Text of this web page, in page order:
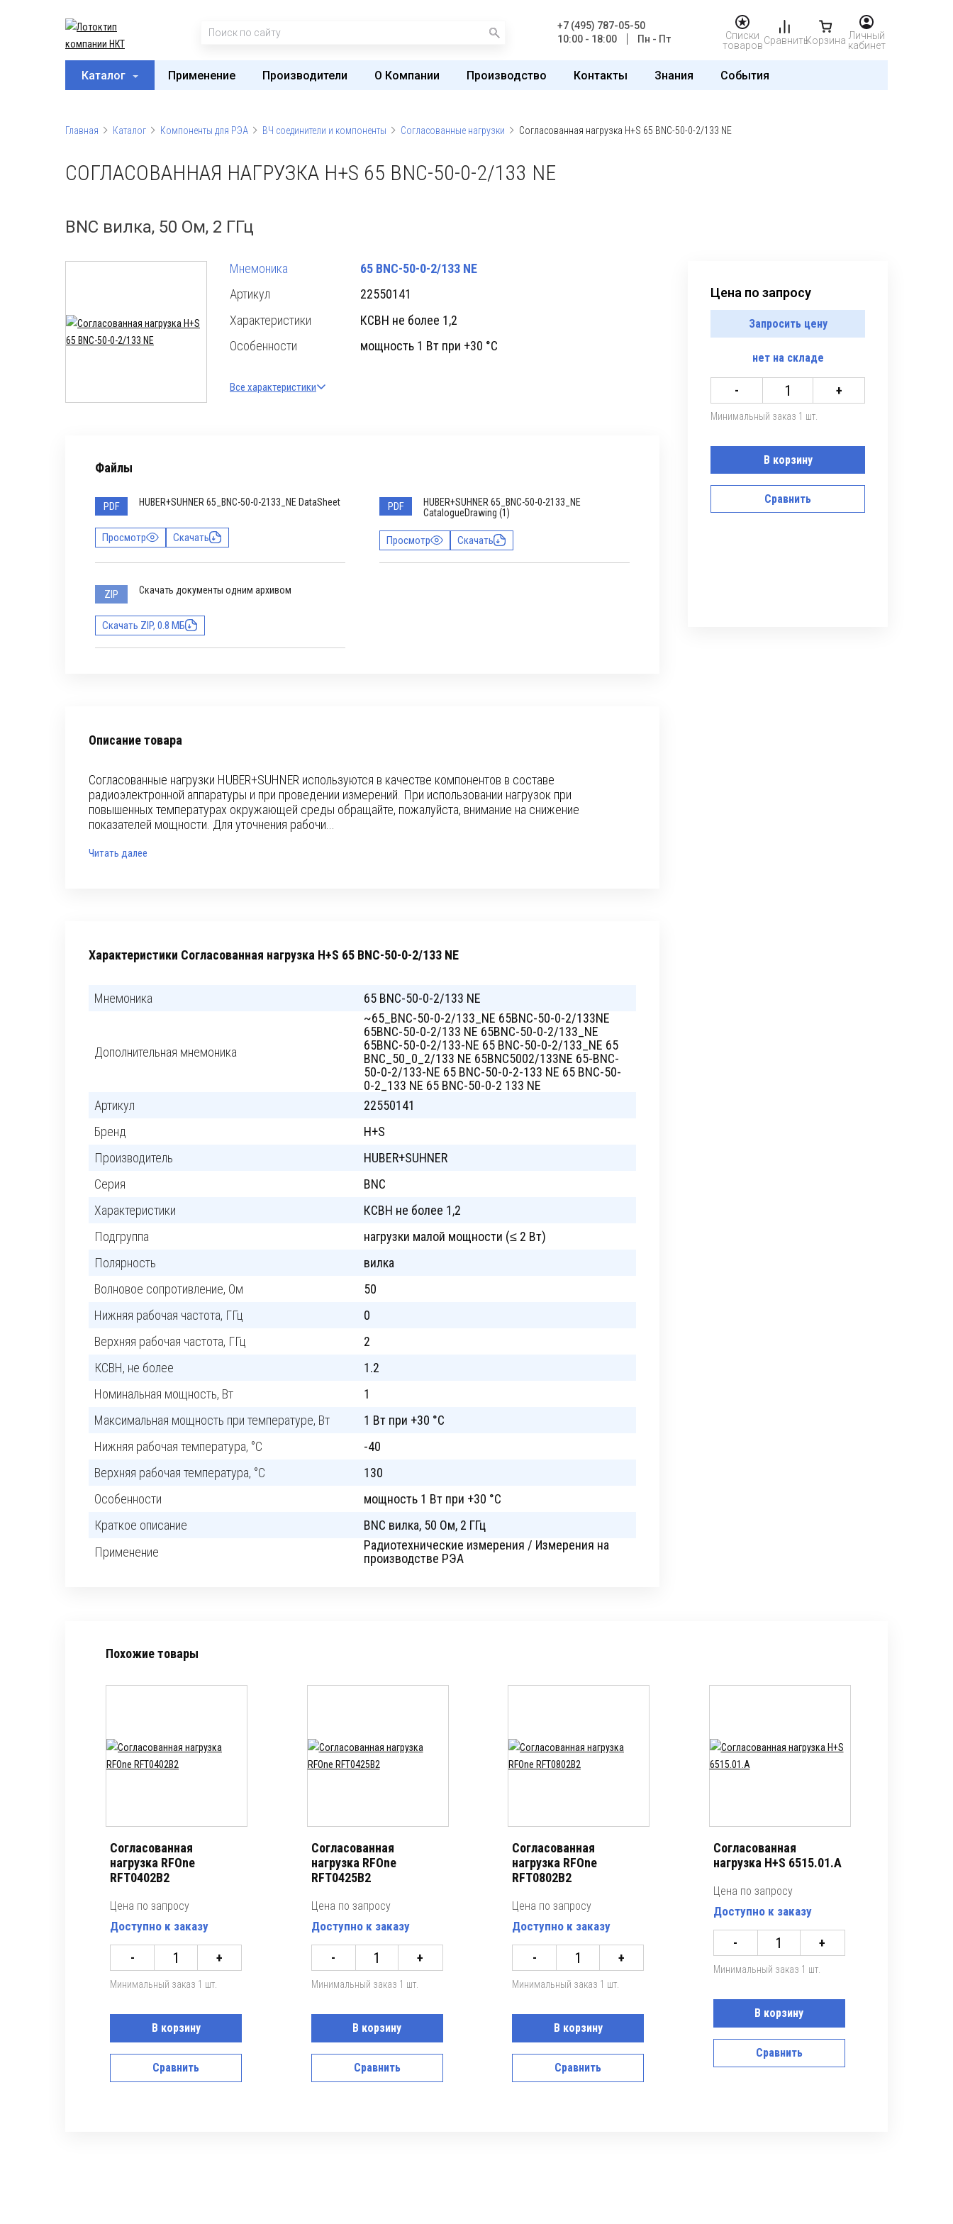
+7 (495) 787-05-50
10:00 - 18:00
Пн - Пт
Списки
товаровСравнитьКорзина Личный
кабинет
Каталог Применение Производители О Компании Производство Контакты Знания События
Главная Каталог Компоненты для РЭА ВЧ соединители и компоненты Согласованные нагрузки Согласованная нагрузка H+S 65 BNC-50-0-2/133 NE
СОГЛАСОВАННАЯ НАГРУЗКА H+S 65 BNC-50-0-2/133 NE
BNC вилка, 50 Ом, 2 ГГц
Мнемоника
65 BNC-50-0-2/133 NE
Артикул
22550141
Характеристики
КСВН не более 1,2
Особенности
мощность 1 Вт при +30 °C
Все характеристики
Файлы
PDF HUBER+SUHNER 65_BNC-50-0-2133_NE DataSheet
Просмотр Скачать
PDF
HUBER+SUHNER 65_BNC-50-0-2133_NE
CatalogueDrawing (1)
Просмотр Скачать
ZIP Скачать документы одним архивом
Скачать ZIP, 0.8 МБ
Описание товара
Согласованные нагрузки HUBER+SUHNER используются в качестве компонентов в составе
радиоэлектронной аппаратуры и при проведении измерений. При использовании нагрузок при
повышенных температурах окружающей среды обращайте, пожалуйста, внимание на снижение
показателей мощности. Для уточнения рабочи...
Читать далее
Характеристики Согласованная нагрузка H+S 65 BNC-50-0-2/133 NE
Мнемоника 65 BNC-50-0-2/133 NE
Дополнительная мнемоника
~65_BNC-50-0-2/133_NE 65BNC-50-0-2/133NE
65BNC-50-0-2/133 NE 65BNC-50-0-2/133_NE
65BNC-50-0-2/133-NE 65 BNC-50-0-2/133_NE 65
BNC_50_0_2/133 NE 65BNC5002/133NE 65-BNC-
50-0-2/133-NE 65 BNC-50-0-2-133 NE 65 BNC-50-
0-2_133 NE 65 BNC-50-0-2 133 NE
Артикул
22550141
Бренд
H+S
Производитель
HUBER+SUHNER
Серия
BNC
Характеристики
КСВН не более 1,2
Подгруппа
нагрузки малой мощности (≤ 2 Вт)
Полярность
вилка
Волновое сопротивление, Ом
50
Нижняя рабочая частота, ГГц
0
Верхняя рабочая частота, ГГц
2
КСВН, не более
1.2
Номинальная мощность, Вт
1
Максимальная мощность при температуре, Вт
1 Вт при +30 °C
Нижняя рабочая температура, °C
-40
Верхняя рабочая температура, °C
130
Особенности
мощность 1 Вт при +30 °C
Краткое описание
BNC вилка, 50 Ом, 2 ГГц
Применение
Радиотехнические измерения / Измерения на
производстве РЭА
Цена по запросу
Запросить цену
нет на складе
- +
Минимальный заказ 1 шт.
В корзину
Сравнить
Похожие товары
Согласованная
нагрузка RFOne
RFT0402B2
Цена по запросу
Доступно к заказу
- +
Минимальный заказ 1 шт.
В корзину
Сравнить
Согласованная
нагрузка RFOne
RFT0425B2
Цена по запросу
Доступно к заказу
- +
Минимальный заказ 1 шт.
В корзину
Сравнить
Согласованная
нагрузка RFOne
RFT0802B2
Цена по запросу
Доступно к заказу
- +
Минимальный заказ 1 шт.
В корзину
Сравнить
Согласованная
нагрузка H+S 6515.01.A
Цена по запросу
Доступно к заказу
- +
Минимальный заказ 1 шт.
В корзину
Сравнить